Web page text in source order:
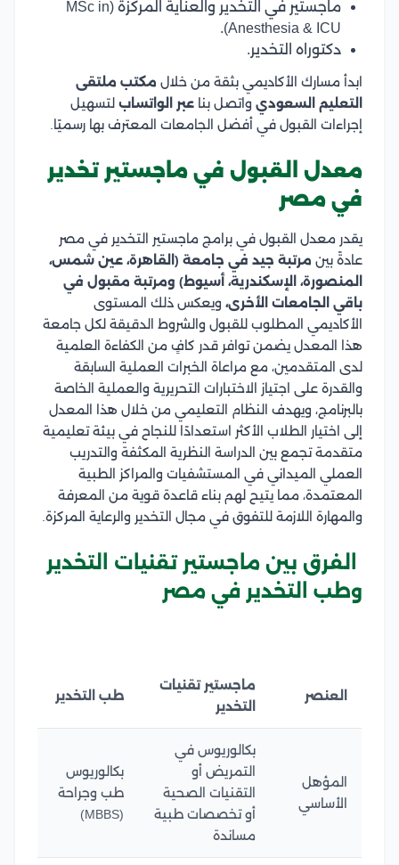
ماجستير في التخدير والعناية المركزة (MSc in
Anesthesia & ICU).
دكتوراه التخدير.
ابدأ مسارك الأكاديمي بثقة من خلال مكتب ملتقى
التعليم السعودي واتصل بنا عبر الواتساب لتسهيل
إجراءات القبول في أفضل الجامعات المعترف بها رسميًا.
معدل القبول في ماجستير تخدير
في مصر
يقدر معدل القبول في برامج ماجستير التخدير في مصر
عادةً بين مرتبة جيد في جامعة (القاهرة، عين شمس،
المنصورة، الإسكندرية، أسيوط) ومرتبة مقبول في
باقي الجامعات الأخرى، ويعكس ذلك المستوى
الأكاديمي المطلوب للقبول والشروط الدقيقة لكل جامعة
هذا المعدل يضمن توافر قدر كافٍ من الكفاءة العلمية
لدى المتقدمين، مع مراعاة الخبرات العملية السابقة
والقدرة على اجتياز الاختبارات التحريرية والعملية الخاصة
بالبرنامج، ويهدف النظام التعليمي من خلال هذا المعدل
إلى اختيار الطلاب الأكثر استعدادًا للنجاح في بيئة تعليمية
متقدمة تجمع بين الدراسة النظرية المكثفة والتدريب
العملي الميداني في المستشفيات والمراكز الطبية
المعتمدة، مما يتيح لهم بناء قاعدة قوية من المعرفة
والمهارة اللازمة للتفوق في مجال التخدير والرعاية المركزة.
الفرق بين ماجستير تقنيات التخدير
وطب التخدير في مصر
العنصر
ماجستير تقنيات
التخدير
طب التخدير
المؤهل
الأساسي
بكالوريوس في
التمريض أو
التقنيات الصحية
أو تخصصات طبية
مساندة
بكالوريوس
طب وجراحة
(MBBS)